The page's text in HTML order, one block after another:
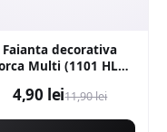
Faianta decorativa
Multi (1101 HL1)
4,90 lei11,90 lei